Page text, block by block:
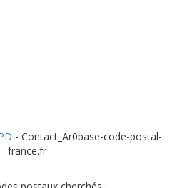
- Contact_Ar0base-code-postal-
france.fr